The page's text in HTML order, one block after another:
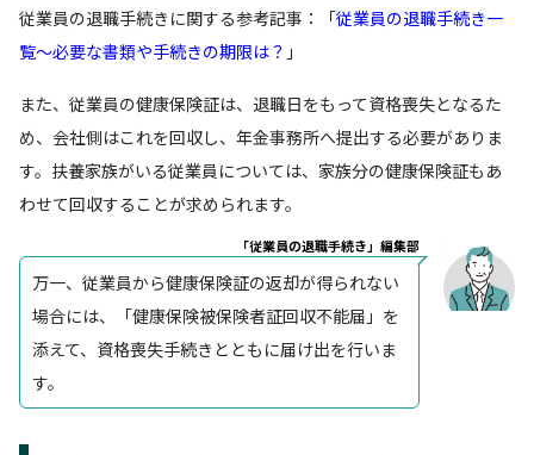
従業員の退職手続きに関する参考記事：「従業員の退職手続き一
覧～必要な書類や手続きの期限は？ 」
また、従業員の健康保険証は、退職日をもって資格喪失となるた
め、会社側はこれを回収し、年金事務所へ提出する必要がありま
す。扶養家族がいる従業員については、家族分の健康保険証もあ
わせて回収することが求められます。
「従業員の退職手続き」編集部
万一、従業員から健康保険証の返却が得られない
場合には、「健康保険被保険者証回収不能届」を
添えて、資格喪失手続きとともに届け出を行いま
す。